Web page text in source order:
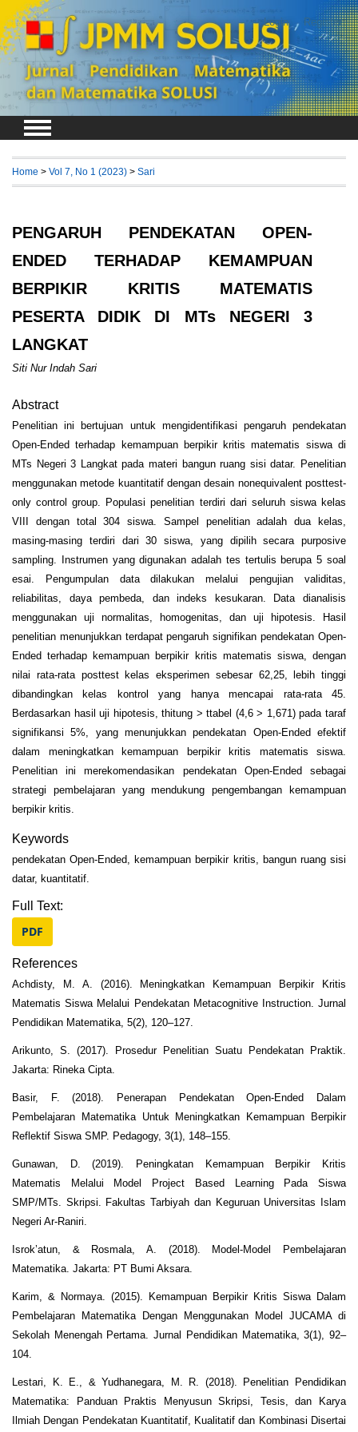
Login Register
Home > Vol 7, No 1 (2023) > Sari
PENGARUH PENDEKATAN OPEN-
ENDED TERHADAP KEMAMPUAN
BERPIKIR KRITIS MATEMATIS
PESERTA DIDIK DI MTs NEGERI 3
LANGKAT
Siti Nur Indah Sari
Abstract
Penelitian ini bertujuan untuk mengidentifikasi pengaruh pendekatan
Open-Ended terhadap kemampuan berpikir kritis matematis siswa di
MTs Negeri 3 Langkat pada materi bangun ruang sisi datar. Penelitian
menggunakan metode kuantitatif dengan desain nonequivalent posttest-
only control group. Populasi penelitian terdiri dari seluruh siswa kelas
VIII dengan total 304 siswa. Sampel penelitian adalah dua kelas,
masing-masing terdiri dari 30 siswa, yang dipilih secara purposive
sampling. Instrumen yang digunakan adalah tes tertulis berupa 5 soal
esai. Pengumpulan data dilakukan melalui pengujian validitas,
reliabilitas, daya pembeda, dan indeks kesukaran. Data dianalisis
menggunakan uji normalitas, homogenitas, dan uji hipotesis. Hasil
penelitian menunjukkan terdapat pengaruh signifikan pendekatan Open-
Ended terhadap kemampuan berpikir kritis matematis siswa, dengan
nilai rata-rata posttest kelas eksperimen sebesar 62,25, lebih tinggi
dibandingkan kelas kontrol yang hanya mencapai rata-rata 45.
Berdasarkan hasil uji hipotesis, thitung > ttabel (4,6 > 1,671) pada taraf
signifikansi 5%, yang menunjukkan pendekatan Open-Ended efektif
dalam meningkatkan kemampuan berpikir kritis matematis siswa.
Penelitian ini merekomendasikan pendekatan Open-Ended sebagai
strategi pembelajaran yang mendukung pengembangan kemampuan
berpikir kritis.
Keywords
pendekatan Open-Ended, kemampuan berpikir kritis, bangun ruang sisi
datar, kuantitatif.
Full Text:
PDF
References
Achdisty, M. A. (2016). Meningkatkan Kemampuan Berpikir Kritis
Matematis Siswa Melalui Pendekatan Metacognitive Instruction. Jurnal
Pendidikan Matematika, 5(2), 120–127.
Arikunto, S. (2017). Prosedur Penelitian Suatu Pendekatan Praktik.
Jakarta: Rineka Cipta.
Basir, F. (2018). Penerapan Pendekatan Open-Ended Dalam
Pembelajaran Matematika Untuk Meningkatkan Kemampuan Berpikir
Reflektif Siswa SMP. Pedagogy, 3(1), 148–155.
Gunawan, D. (2019). Peningkatan Kemampuan Berpikir Kritis
Matematis Melalui Model Project Based Learning Pada Siswa
SMP/MTs. Skripsi. Fakultas Tarbiyah dan Keguruan Universitas Islam
Negeri Ar-Raniri.
Isrok’atun, & Rosmala, A. (2018). Model-Model Pembelajaran
Matematika. Jakarta: PT Bumi Aksara.
Karim, & Normaya. (2015). Kemampuan Berpikir Kritis Siswa Dalam
Pembelajaran Matematika Dengan Menggunakan Model JUCAMA di
Sekolah Menengah Pertama. Jurnal Pendidikan Matematika, 3(1), 92–
104.
Lestari, K. E., & Yudhanegara, M. R. (2018). Penelitian Pendidikan
Matematika: Panduan Praktis Menyusun Skripsi, Tesis, dan Karya
Ilmiah Dengan Pendekatan Kuantitatif, Kualitatif dan Kombinasi Disertai